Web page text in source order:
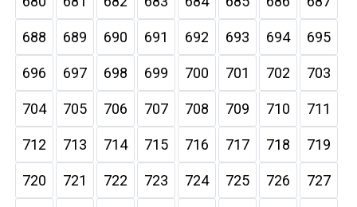
688 689 690 691 692 693 694 695
696 697 698 699 700 701 702 703
704 705 706 707 708 709 710 711
712 713 714 715 716 717 718 719
720 721 722 723 724 725 726 727